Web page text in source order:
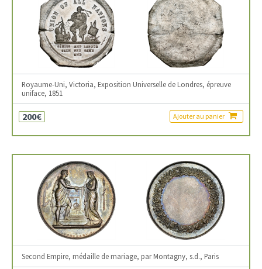
Royaume-Uni, Victoria, Exposition Universelle de Londres, épreuve
uniface, 1851
200€ Ajouter au panier
Second Empire, médaille de mariage, par Montagny, s.d., Paris